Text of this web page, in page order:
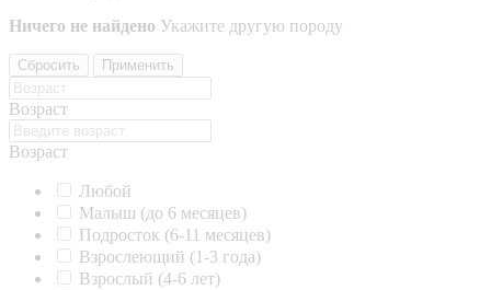
Ничего не найдено Укажите другую породу
Сбросить Применить
Возраст
Возраст
Любой
Малыш (до 6 месяцев)
Подросток (6-11 месяцев)
Взрослеющий (1-3 года)
Взрослый (4-6 лет)